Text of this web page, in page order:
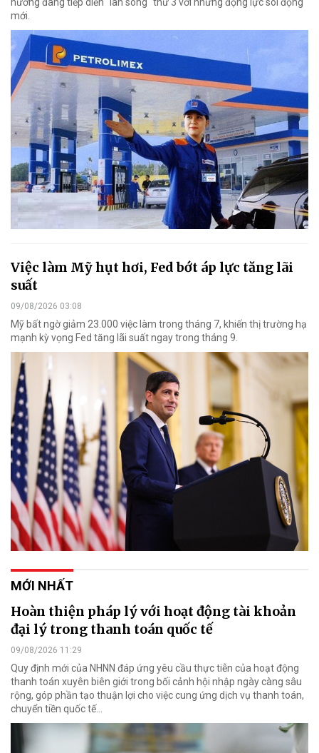
hướng đang tiếp diễn "làn sóng" thứ 3 với những động lực sôi động
mới.
Việc làm Mỹ hụt hơi, Fed bớt áp lực tăng lãi
suất
09/08/2026 03:08
Mỹ bất ngờ giảm 23.000 việc làm trong tháng 7, khiến thị trường hạ
mạnh kỳ vọng Fed tăng lãi suất ngay trong tháng 9.
MỚI NHẤT
Hoàn thiện pháp lý với hoạt động tài khoản
đại lý trong thanh toán quốc tế
09/08/2026 11:29
Quy định mới của NHNN đáp ứng yêu cầu thực tiễn của hoạt động
thanh toán xuyên biên giới trong bối cảnh hội nhập ngày càng sâu
rộng, góp phần tạo thuận lợi cho việc cung ứng dịch vụ thanh toán,
chuyển tiền quốc tế...